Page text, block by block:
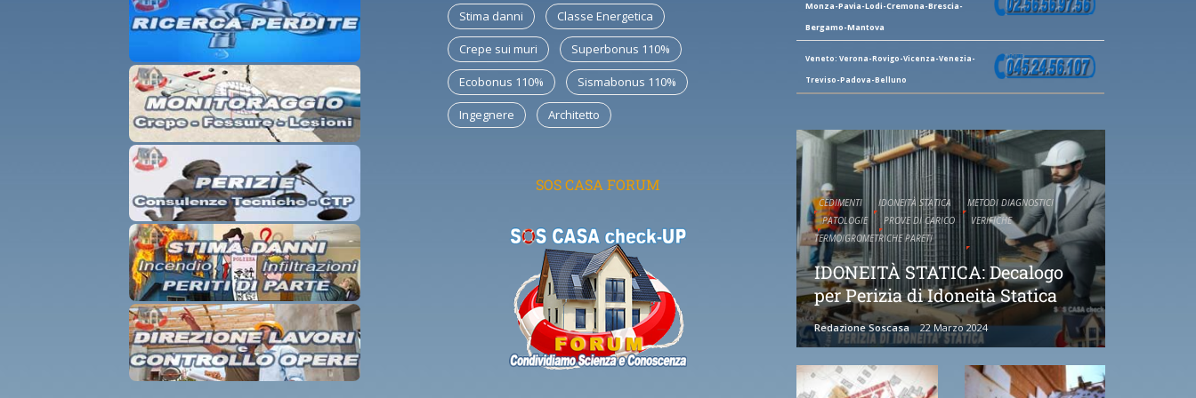
Stima danni Classe Energetica
Crepe sui muri Superbonus 110%
Ecobonus 110% Sismabonus 110%
Ingegnere Architetto
SOS CASA FORUM
Monza-Pavia-Lodi-Cremona-Brescia-
Bergamo-Mantova
Veneto: Verona-Rovigo-Vicenza-Venezia-
Treviso-Padova-Belluno
CEDIMENTI IDONEITÀ STATICA
METODI DIAGNOSTICI
PATOLOGIE
PROVE DI CARICO
VERIFICHE
TERMOIGROMETRICHE PARETI
IDONEITÀ STATICA: Decalogo
per Perizia di Idoneità Statica
Redazione Soscasa 22 Marzo 2024